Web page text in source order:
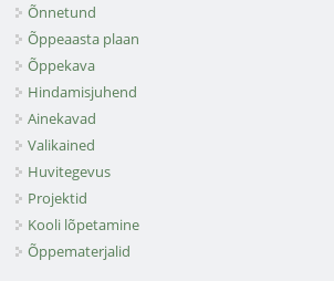
Õnnetund
Õppeaasta plaan
Õppekava
Hindamisjuhend
Ainekavad
Valikained
Huvitegevus
Projektid
Kooli lõpetamine
Õppematerjalid